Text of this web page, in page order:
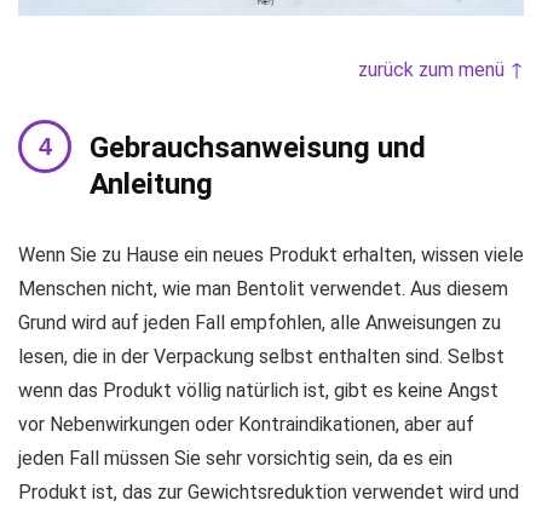
zurück zum menü ↑
Gebrauchsanweisung und
Anleitung
Wenn Sie zu Hause ein neues Produkt erhalten, wissen viele
Menschen nicht, wie man Bentolit verwendet. Aus diesem
Grund wird auf jeden Fall empfohlen, alle Anweisungen zu
lesen, die in der Verpackung selbst enthalten sind. Selbst
wenn das Produkt völlig natürlich ist, gibt es keine Angst
vor Nebenwirkungen oder Kontraindikationen, aber auf
jeden Fall müssen Sie sehr vorsichtig sein, da es ein
Produkt ist, das zur Gewichtsreduktion verwendet wird und